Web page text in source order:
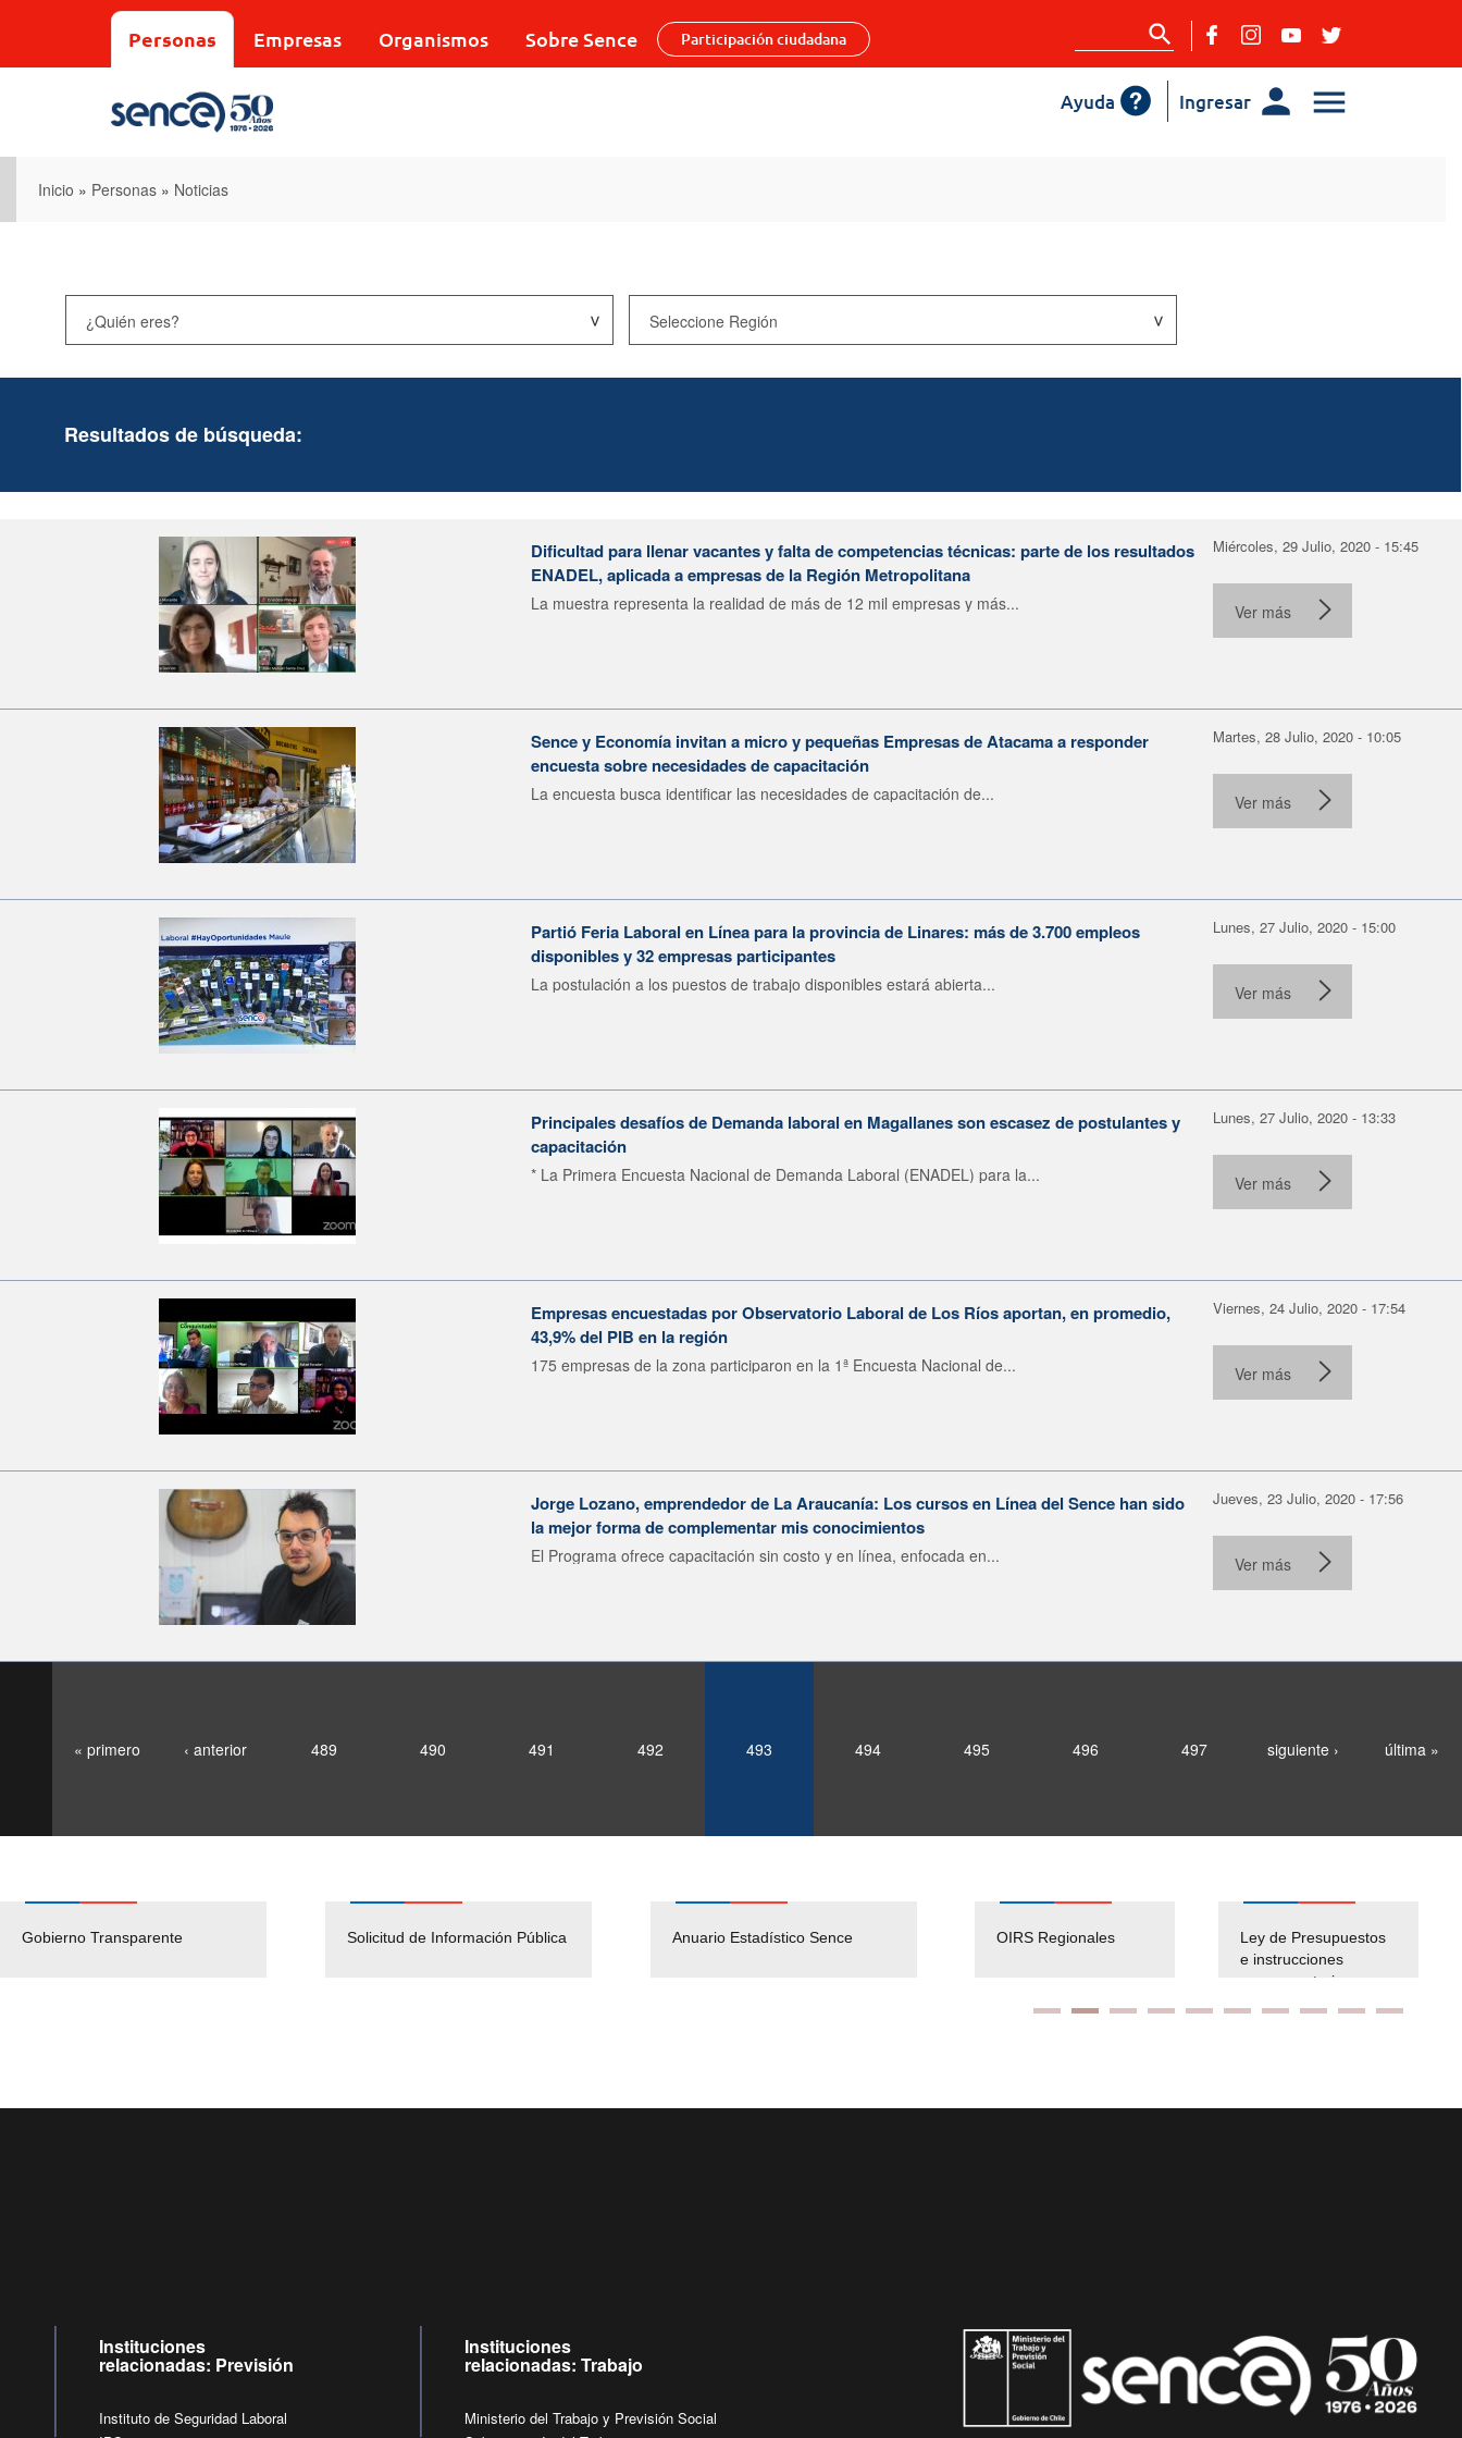
Personas Empresas Organismos Sobre Sence Participación ciudadana
Ingresar
Ayuda
Inicio » Personas » Noticias
Resultados de búsqueda:
Dificultad para llenar vacantes y falta de competencias técnicas: parte de los resultados
ENADEL, aplicada a empresas de la Región Metropolitana
La muestra representa la realidad de más de 12 mil empresas y más...
Miércoles, 29 Julio, 2020 - 15:45
Ver más
Sence y Economía invitan a micro y pequeñas Empresas de Atacama a responder
encuesta sobre necesidades de capacitación
La encuesta busca identificar las necesidades de capacitación de...
Martes, 28 Julio, 2020 - 10:05
Ver más
Partió Feria Laboral en Línea para la provincia de Linares: más de 3.700 empleos
disponibles y 32 empresas participantes
La postulación a los puestos de trabajo disponibles estará abierta...
Lunes, 27 Julio, 2020 - 15:00
Ver más
Principales desafíos de Demanda laboral en Magallanes son escasez de postulantes y
capacitación
* La Primera Encuesta Nacional de Demanda Laboral (ENADEL) para la...
Lunes, 27 Julio, 2020 - 13:33
Ver más
Empresas encuestadas por Observatorio Laboral de Los Ríos aportan, en promedio,
43,9% del PIB en la región
175 empresas de la zona participaron en la 1ª Encuesta Nacional de...
Viernes, 24 Julio, 2020 - 17:54
Ver más
Jorge Lozano, emprendedor de La Araucanía: Los cursos en Línea del Sence han sido
la mejor forma de complementar mis conocimientos
El Programa ofrece capacitación sin costo y en línea, enfocada en...
Jueves, 23 Julio, 2020 - 17:56
Ver más
« primero ‹ anterior 489 490 491 492 493 494 495 496 497 siguiente › última »
Gobierno Transparente Solicitud de Información Pública Anuario Estadístico Sence
Pago Proveedores
Empleos Públicos
Solicitud Audiencias y
OIRS Regionales
Ley de Presupuestos
e instrucciones
presuspuetarias
Instituciones
relacionadas: Previsión
Instituto de Seguridad Laboral
Instituciones
relacionadas: Trabajo
Ministerio del Trabajo y Previsión Social